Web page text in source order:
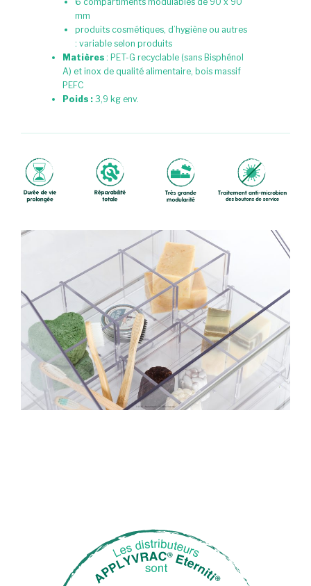
mm
produits cosmétiques, d’hygiène ou autres
: variable selon produits
Matières : PET-G recyclable (sans Bisphénol
A) et inox de qualité alimentaire, bois massif
PEFC
Poids :3,9 kg env.